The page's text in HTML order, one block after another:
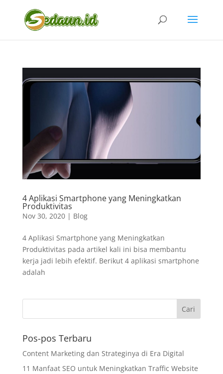
4 Aplikasi Smartphone yang Meningkatkan
Produktivitas
Nov 30, 2020| Blog
4 Aplikasi Smartphone yang Meningkatkan
Produktivitas pada artikel kali ini bisa membantu
kerja jadi lebih efektif. Berikut 4 aplikasi smartphone
adalah
Pos-pos Terbaru
Content Marketing dan Strateginya di Era Digital
11 Manfaat SEO untuk Meningkatkan Traffic Website